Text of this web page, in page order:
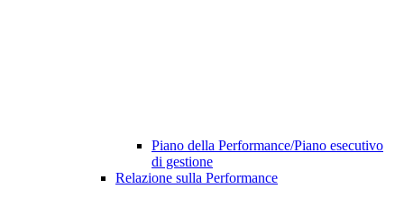
Piano della Performance/Piano esecutivo
di gestione
Relazione sulla Performance